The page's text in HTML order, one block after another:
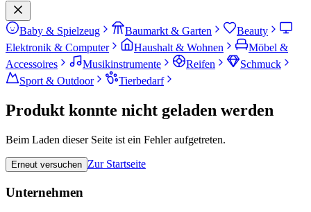
Baby & Spielzeug Baumarkt & Garten
Beauty
Elektronik & Computer
Haushalt & Wohnen
Möbel &
Accessoires
Musikinstrumente Reifen
Schmuck
Sport & Outdoor
Tierbedarf
Produkt konnte nicht geladen werden
Beim Laden dieser Seite ist ein Fehler aufgetreten.
Erneut versuchen Zur Startseite
Unternehmen